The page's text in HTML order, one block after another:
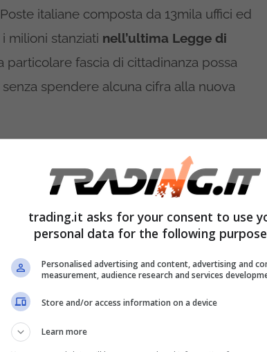
italiane composta da 13mila uffici ed
milioni stanziati nell’ultima Legge di
particolare fascia di cittadinanza possa
spendere alcuna cifra alla nuova
anche del recente bonus istituito nei
di reddito e più di 70 anni di età la
di Poste italiane. A questo punto il
disponibilitàall’azienda, attraverso
la piattaforma preposta.
un appuntamento in cui un addetto di
il decoder alla persona indicata. La
il segno tra gli italiani
trading.it asks for your consent to use
personal data for the following
Personalised advertising and content, advertising and
measurement, audience research and services
Store and/or access information on a device
Learn more